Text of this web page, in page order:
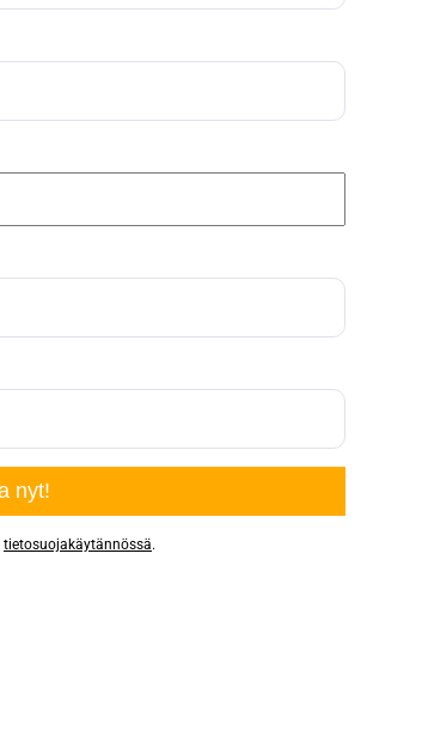
tietosuojakäytännössä.